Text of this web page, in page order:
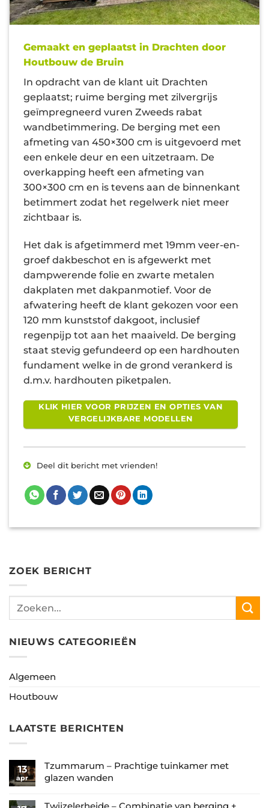
Gemaakt en geplaatst in Drachten door
Houtbouw de Bruin
In opdracht van de klant uit Drachten
geplaatst; ruime berging met zilvergrijs
geïmpregneerd vuren Zweeds rabat
wandbetimmering. De berging met een
afmeting van 450×300 cm is uitgevoerd met
een enkele deur en een uitzetraam. De
overkapping heeft een afmeting van
300×300 cm en is tevens aan de binnenkant
betimmert zodat het regelwerk niet meer
zichtbaar is.
Het dak is afgetimmerd met 19mm veer-en-
groef dakbeschot en is afgewerkt met
dampwerende folie en zwarte metalen
dakplaten met dakpanmotief. Voor de
afwatering heeft de klant gekozen voor een
120 mm kunststof dakgoot, inclusief
regenpijp tot aan het maaiveld. De berging
staat stevig gefundeerd op een hardhouten
fundament welke in de grond verankerd is
d.m.v. hardhouten piketpalen.
KLIK HIER VOOR PRIJZEN EN OPTIES VAN
VERGELIJKBARE MODELLEN
Deel dit bericht met vrienden!
ZOEK BERICHT
NIEUWS CATEGORIEËN
Algemeen
Houtbouw
LAATSTE BERICHTEN
13
apr
Tzummarum – Prachtige tuinkamer met
glazen wanden
reacties
Twijzelerheide – Combinatie van berging +